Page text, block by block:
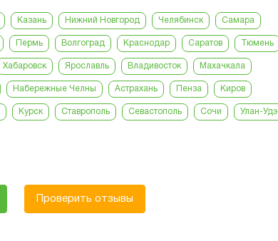
Казань Нижний Новгород Челябинск Самара
Пермь Волгоград Краснодар Саратов Тюмень
Хабаровск Ярославль Владивосток Махачкала
Набережные Челны Астрахань Пенза Киров
Курск Ставрополь Севастополь Сочи Улан-Удэ
Проверить отзывы